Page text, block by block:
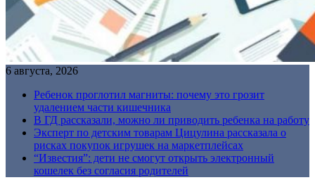
6 августа, 2026
Ребенок проглотил магниты: почему это грозит
удалением части кишечника
В ГД рассказали, можно ли приводить ребенка на работу
Эксперт по детским товарам Цицулина рассказала о
рисках покупок игрушек на маркетплейсах
“Известия”: дети не смогут открыть электронный
кошелек без согласия родителей